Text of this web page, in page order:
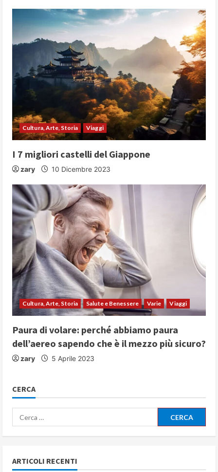
g
Cultura, Arte, Storia Viaggi
I 7 migliori castelli del Giappone
zary 10 Dicembre 2023
Cultura, Arte, Storia Salute e Benessere Varie Viaggi
Paura di volare: perché abbiamo paura
dell’aereo sapendo che è il mezzo più sicuro?
zary 5 Aprile 2023
CERCA
Ricerca
per:
ARTICOLI RECENTI